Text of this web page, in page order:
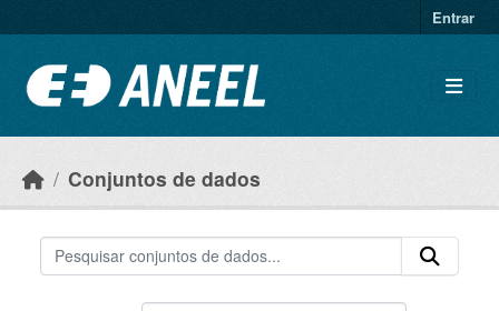
Entrar
Conjuntos de dados